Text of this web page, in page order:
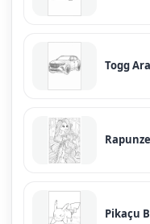
Togg
Pikaçu